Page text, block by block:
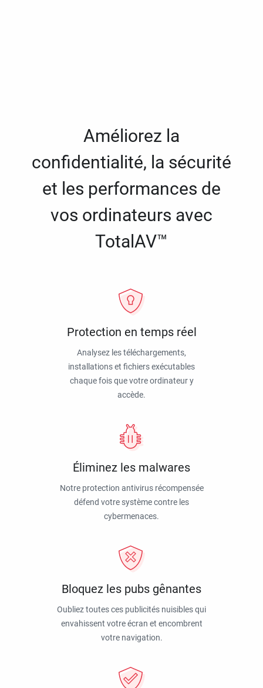
Améliorez la
confidentialité, la sécurité
et les performances de
vos ordinateurs avec
TotalAV™
Protection en temps réel
Analysez les téléchargements,
installations et fichiers exécutables
chaque fois que votre ordinateur y
accède.
Éliminez les malwares
Notre protection antivirus récompensée
défend votre système contre les
cybermenaces.
Bloquez les pubs gênantes
Oubliez toutes ces publicités nuisibles qui
envahissent votre écran et encombrent
votre navigation.